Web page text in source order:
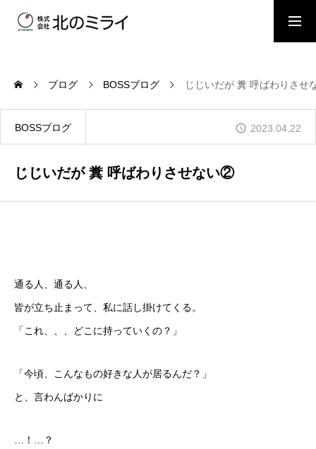
会社概要
事業内容
お問い合わせ
採用情報
ブログ
ブログ BOSSブログ じじいだが 糞 呼ばわりさせ
BOSSブログ 2023.04.22
じじいだが 糞 呼ばわりさせない②
通る人、通る人、
皆が立ち止まって、私に話し掛けてくる。
「これ、、、どこに持っていくの？」
「今頃、こんなもの好きな人が居るんだ？」
と、言わんばかりに
…！…？